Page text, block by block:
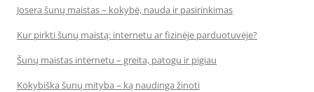
Josera šunų maistas – kokybė, nauda ir pasirinkimas
Kur pirkti šunų maistą: internetu ar fizinėje parduotuvėje?
Šunų maistas internetu – greita, patogu ir pigiau
Kokybiška šunų mityba – ką naudinga žinoti